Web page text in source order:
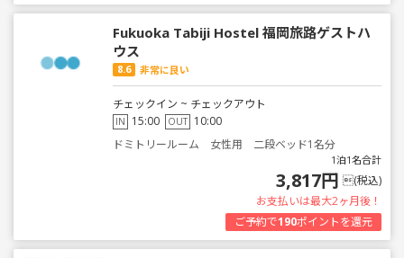
Fukuoka Tabiji Hostel 福岡旅路ゲストハ
ウス
8.6 非常に良い
チェックイン ~ チェックアウト
IN 15:00 OUT 10:00
ドミトリールーム 女性用 二段ベッド1名分
1泊1名合計
3,817円 (税込)
お支払いは最大2ヶ月後！
ご予約で190ポイントを還元